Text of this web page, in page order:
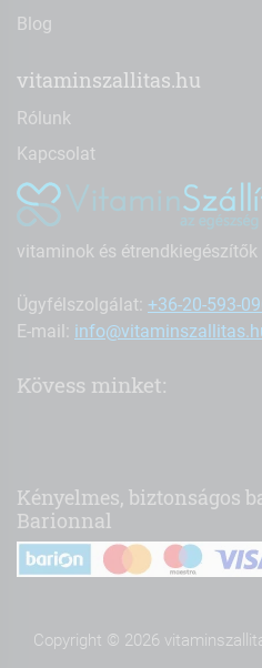
Blog
vitaminszallitas.hu
Rólunk
Kapcsolat
vitaminok és
Ügyfélszolgálat: +36-20-593-
E-mail:
Kövess minket:
Kényelmes, biztonságos
Barionnal
Copyright © 2026